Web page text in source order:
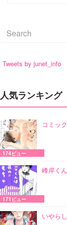
Tweets by junet_info
人気ランキング
コミッ
174ビュー
峰岸く
171ビュー
いやら